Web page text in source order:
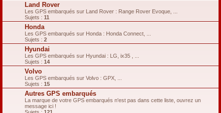
Land Rover
Les GPS embarqués sur Land Rover : Range Rover Evoque, ...
Sujets : 11
Honda
Les GPS embarqués sur Honda : Honda Connect, ...
Sujets : 2
Hyundai
Les GPS embarqués sur Hyundai : LG, ix35 , ...
Sujets : 14
Volvo
Les GPS embarqués sur Volvo : GPX, ...
Sujets : 15
Autres GPS embarqués
La marque de votre GPS embarqués n'est pas dans cette liste, ouvrez un
message ici !
Sujets : 121